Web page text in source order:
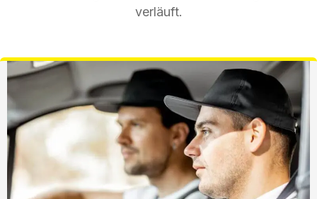
verläuft.